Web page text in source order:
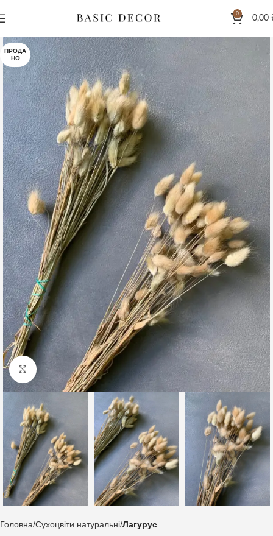
0
0,00
ПРОДА
НО
Клацніть, щоб збільшити
Головна Сухоцвіти натуральні Лагурус